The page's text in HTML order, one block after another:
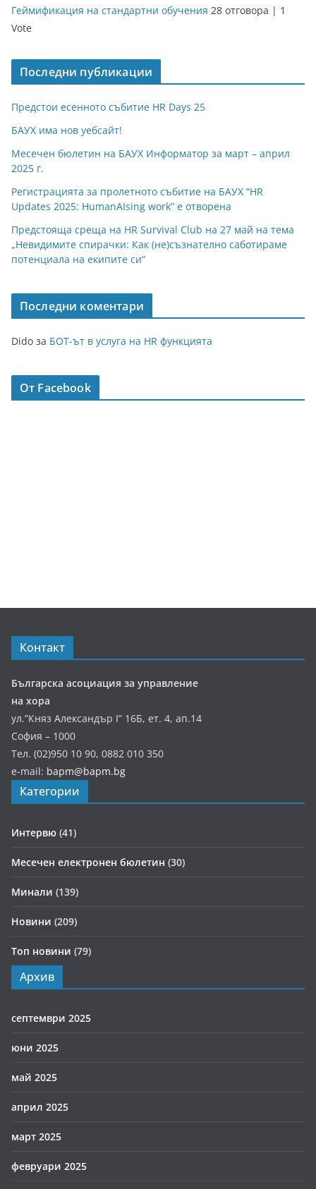
Геймификация на стандартни обучения 28 отговора | 1
Vote
Последни публикации
Предстои есенното събитие HR Days 25
БАУХ има нов уебсайт!
Месечен бюлетин на БАУХ Информатор за март – април
2025 г.
Регистрацията за пролетното събитие на БАУХ “HR
Updates 2025: HumanAIsing work” е отворена
Предстояща среща на HR Survival Club на 27 май на тема
„Невидимите спирачки: Как (не)съзнателно саботираме
потенциала на екипите си“
Последни коментари
Dido за БОТ-ът в услуга на HR функцията
От Facebook
Контакт
Българска асоциация за управление
на хора
ул.”Княз Александър І” 16Б, ет. 4, ап.14
София – 1000
Тел. (02)950 10 90, 0882 010 350
e-mail: bapm@bapm.bg
Категории
Интервю (41)
Месечен електронен бюлетин (30)
Минали (139)
Новини (209)
Топ новини (79)
Архив
септември 2025
юни 2025
май 2025
април 2025
март 2025
февруари 2025